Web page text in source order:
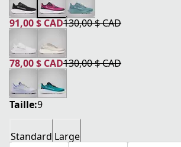
91,00 $ CAD
prix actuel 91,00 $ CAD
130,00 $ CAD
prix original 130,00 $ CAD
78,00 $ CAD
prix actuel 78,00 $ CAD
130,00 $ CAD
prix original 130,00 $ CAD
Taille:9
Standard Large